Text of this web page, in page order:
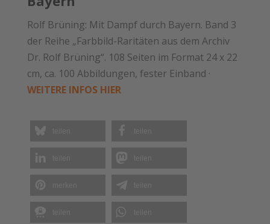
Rolf Brüning: Mit Dampf durch Bayern. Band 3
der Reihe „Farbbild-Raritäten aus dem Archiv
Dr. Rolf Brüning“. 108 Seiten im Format 24 x 22
cm, ca. 100 Abbildungen, fester Einband ·
WEITERE INFOS HIER